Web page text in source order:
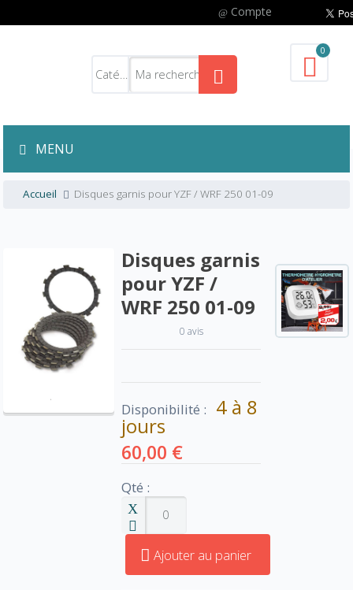
Compte
0
MENU
Accueil Disques garnis pour YZF / WRF 250 01-09
Disques garnis
pour YZF /
WRF 250 01-09
0 avis
Disponibilité : 4 à 8
jours
60,00 €
Qté :
Ajouter au panier